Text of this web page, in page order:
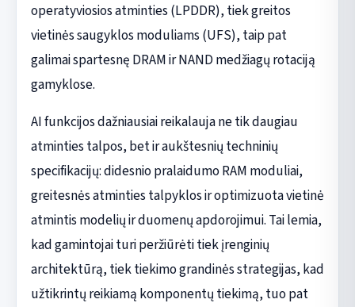
operatyviosios atminties (LPDDR), tiek greitos
vietinės saugyklos moduliams (UFS), taip pat
galimai spartesnę DRAM ir NAND medžiagų rotaciją
gamyklose.
AI funkcijos dažniausiai reikalauja ne tik daugiau
atminties talpos, bet ir aukštesnių techninių
specifikacijų: didesnio pralaidumo RAM moduliai,
greitesnės atminties talpyklos ir optimizuota vietinė
atmintis modelių ir duomenų apdorojimui. Tai lemia,
kad gamintojai turi peržiūrėti tiek įrenginių
architektūrą, tiek tiekimo grandinės strategijas, kad
užtikrintų reikiamą komponentų tiekimą, tuo pat